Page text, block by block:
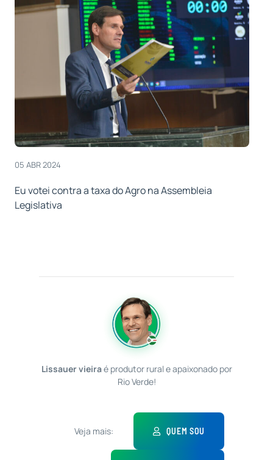
05 ABR 2024
Eu votei contra a taxa do Agro na Assembleia
Legislativa
Lissauer vieiraé produtor rural e apaixonado por
Rio Verde!
Veja mais: QUEM SOU